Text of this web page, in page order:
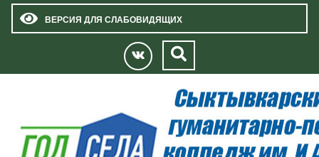
ВЕРСИЯ ДЛЯ СЛАБОВИДЯЩИХ